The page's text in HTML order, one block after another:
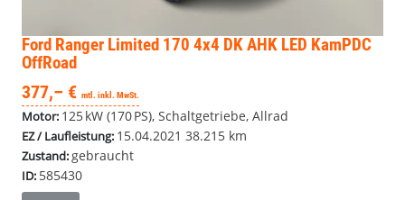
Ford Ranger Limited 170 4x4 DK AHK LED KamPDC
OffRoad
377,– € mtl. inkl. MwSt.
Motor: 125 kW (170 PS), Schaltgetriebe, Allrad
EZ / Laufleistung: 15.04.2021 38.215 km
Zustand:gebraucht
ID: 585430